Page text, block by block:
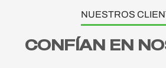
NUESTROS
CONFÍAN EN